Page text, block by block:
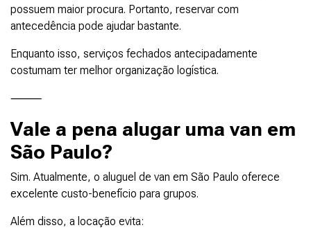
possuem maior procura. Portanto, reservar com
antecedência pode ajudar bastante.
Enquanto isso, serviços fechados antecipadamente
costumam ter melhor organização logística.
⸻
Vale a pena alugar uma van em
São Paulo?
Sim. Atualmente, o aluguel de van em São Paulo oferece
excelente custo-benefício para grupos.
Além disso, a locação evita: